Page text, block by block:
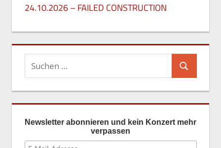
24.10.2026 – FAILED CONSTRUCTION
Suchen
nach:
Suchen
Newsletter abonnieren und kein Konzert mehr
verpassen